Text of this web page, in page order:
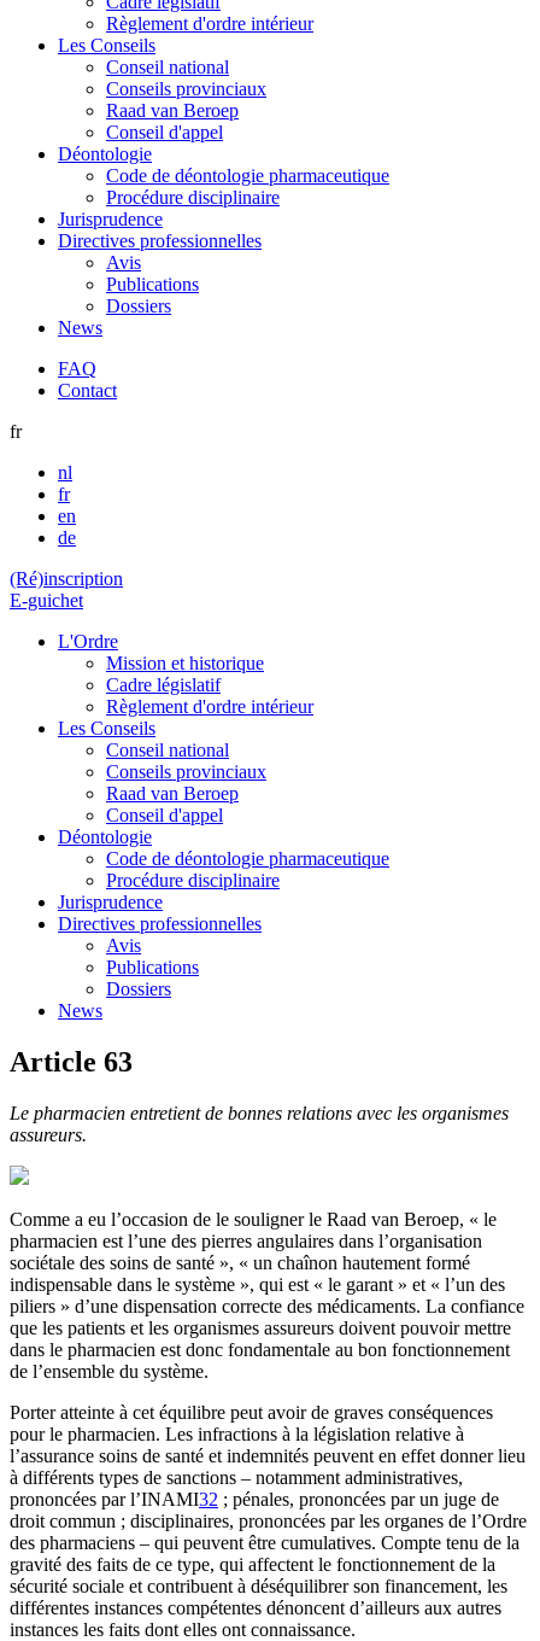
Règlement d'ordre intérieur
Les Conseils
Conseil national
Conseils provinciaux
Raad van Beroep
Conseil d'appel
Déontologie
Code de déontologie pharmaceutique
Procédure disciplinaire
Jurisprudence
Directives professionnelles
Avis
Publications
Dossiers
News
FAQ
Contact
fr
nl
fr
en
de
(Ré)inscription
E-guichet
L'Ordre
Mission et historique
Cadre législatif
Règlement d'ordre intérieur
Les Conseils
Conseil national
Conseils provinciaux
Raad van Beroep
Conseil d'appel
Déontologie
Code de déontologie pharmaceutique
Procédure disciplinaire
Jurisprudence
Directives professionnelles
Avis
Publications
Dossiers
News
Article 63
Le pharmacien entretient de bonnes relations avec les organismes
assureurs.
Comme a eu l’occasion de le souligner le Raad van Beroep, « le
pharmacien est l’une des pierres angulaires dans l’organisation
sociétale des soins de santé », « un chaînon hautement formé
indispensable dans le système », qui est « le garant » et « l’un des
piliers » d’une dispensation correcte des médicaments. La confiance
que les patients et les organismes assureurs doivent pouvoir mettre
dans le pharmacien est donc fondamentale au bon fonctionnement
de l’ensemble du système.
Porter atteinte à cet équilibre peut avoir de graves conséquences
pour le pharmacien. Les infractions à la législation relative à
l’assurance soins de santé et indemnités peuvent en effet donner lieu
à différents types de sanctions – notamment administratives,
prononcées par l’INAMI32 ; pénales, prononcées par un juge de
droit commun ; disciplinaires, prononcées par les organes de l’Ordre
des pharmaciens – qui peuvent être cumulatives. Compte tenu de la
gravité des faits de ce type, qui affectent le fonctionnement de la
sécurité sociale et contribuent à déséquilibrer son financement, les
différentes instances compétentes dénoncent d’ailleurs aux autres
instances les faits dont elles ont connaissance.